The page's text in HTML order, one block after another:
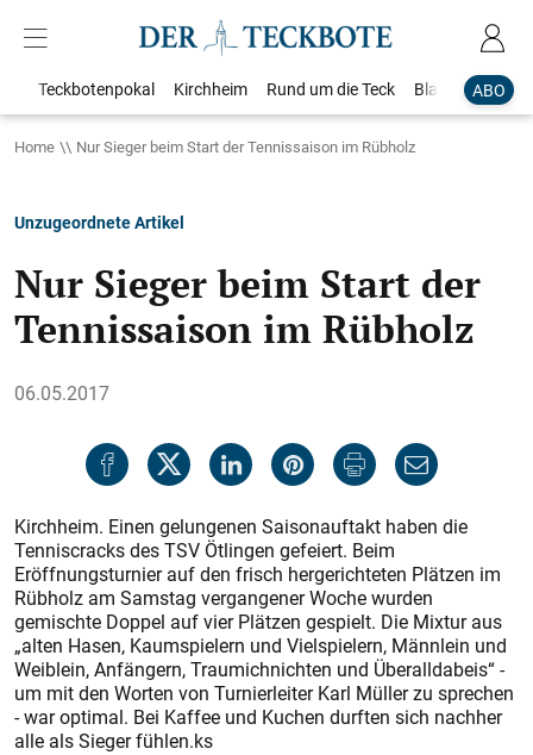
ABO
Teckbotenpokal Kirchheim Rund um die Teck Blaulicht
Home Nur Sieger beim Start der Tennissaison im Rübholz
Unzugeordnete Artikel
Nur Sieger beim Start der
Tennissaison im Rübholz
06.05.2017
Kirchheim. Einen gelungenen Saisonauftakt haben die
Tenniscracks des TSV Ötlingen gefeiert. Beim
Eröffnungsturnier auf den frisch hergerichteten Plätzen im
Rübholz am Samstag vergangener Woche wurden
gemischte Doppel auf vier Plätzen gespielt. Die Mixtur aus
„alten Hasen, Kaumspielern und Vielspielern, Männlein und
Weiblein, Anfängern, Traumichnichten und Überalldabeis“ -
um mit den Worten von Turnierleiter Karl Müller zu sprechen
- war optimal. Bei Kaffee und Kuchen durften sich nachher
alle als Sieger fühlen.ks